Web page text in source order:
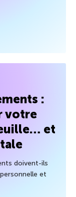
:
votre
et
doivent-ils
et